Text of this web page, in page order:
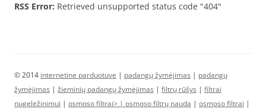
RSS Error: Retrieved unsupported status code "404"
© 2014 internetine parduotuve | padangų žymėjimas | padangų
žymėjimas | žieminių padangų žymėjimas | filtrų rūšys | filtrai
nugeležinimui | osmoso filtrai> | osmoso filtrų nauda | osmoso filtrai |